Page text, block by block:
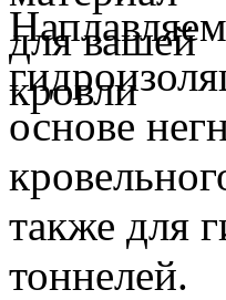
основе
также для
тоннелей.